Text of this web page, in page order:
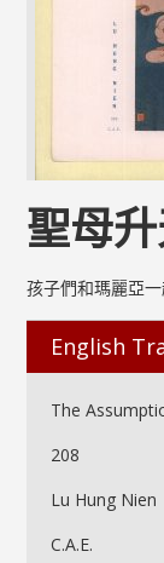
聖母
孩子們和瑪麗亞
English
The
208
Lu Hung Nien
C.A.E.